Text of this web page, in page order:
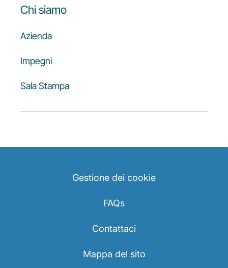
Chi siamo
Azienda
Impegni
Sala Stampa
Gestione dei cookie
FAQs
Contattaci
Mappa del sito